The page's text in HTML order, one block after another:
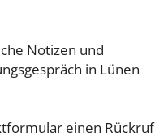
Notizen und
in Lünen
einen Rückruf